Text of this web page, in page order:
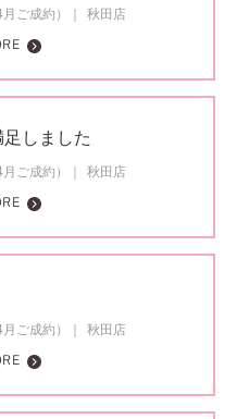
ご成約）
秋田店
しました
ご成約）
秋田店
ご成約）
秋田店